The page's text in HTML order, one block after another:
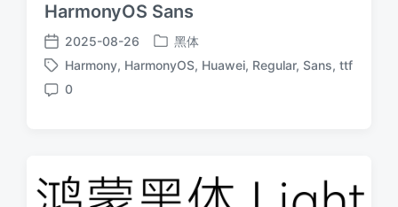
HarmonyOS Sans
发
布
日
2025-08-26
发
布
黑体
标
签
Harmony, HarmonyOS, Huawei, Regular, Sans, ttf
评
0